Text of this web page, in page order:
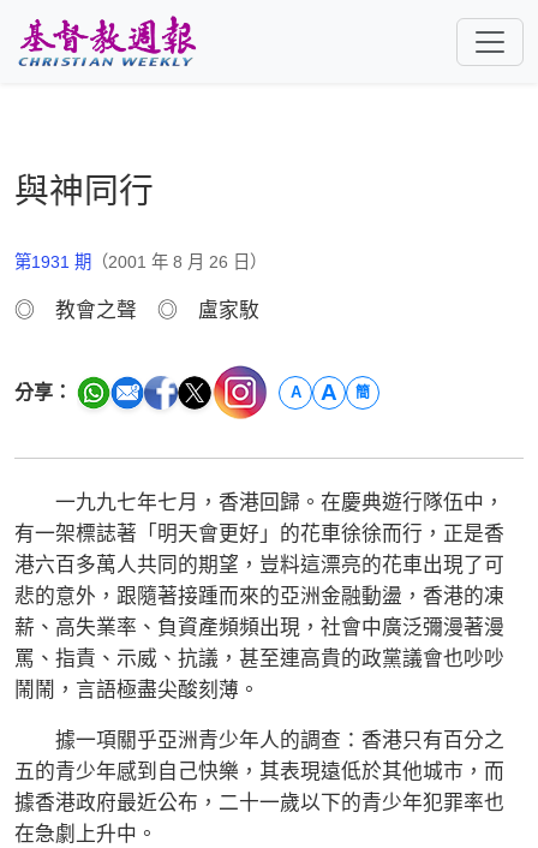
與神同行
第1931 期 （2001 年 8 月 26 日）
◎ 教會之聲 ◎ 盧家駇
分享： A A 簡
一九九七年七月，香港回歸。在慶典遊行隊伍中，
有一架標誌著「明天會更好」的花車徐徐而行，正是香
港六百多萬人共同的期望，豈料這漂亮的花車出現了可
悲的意外，跟隨著接踵而來的亞洲金融動盪，香港的凍
薪、高失業率、負資產頻頻出現，社會中廣泛彌漫著漫
罵、指責、示威、抗議，甚至連高貴的政黨議會也吵吵
鬧鬧，言語極盡尖酸刻薄。
據一項關乎亞洲青少年人的調查：香港只有百分之
五的青少年感到自己快樂，其表現遠低於其他城市，而
據香港政府最近公布，二十一歲以下的青少年犯罪率也
在急劇上升中。